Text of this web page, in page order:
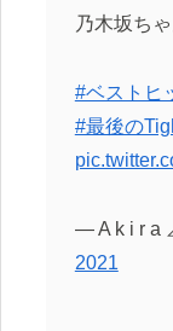
乃木坂ち
#ベストヒ
#最後の
— A k i r a
2021